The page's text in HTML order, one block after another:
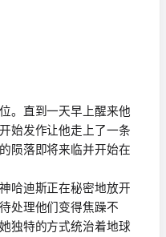
直到一天早上醒来他
始发作让他走上了一条
陨落即将来临并开始在
迪斯正在秘密地放开
处理他们变得焦躁不
独特的方式统治着地球